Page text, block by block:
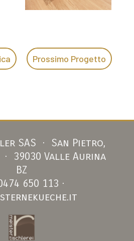
Prossimo Progetto
SAS · San Pietro,
39030 Valle Aurina
BZ
650 113 ·